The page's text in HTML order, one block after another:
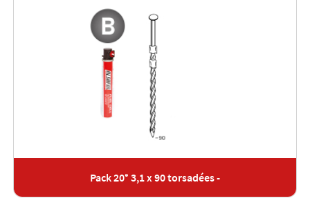
Pack 20° 3,1 x 90 torsadées -